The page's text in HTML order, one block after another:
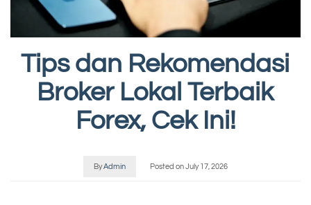
Tips dan Rekomendasi
Broker Lokal Terbaik
Forex, Cek Ini!
ByAdmin Posted onJuly 17, 2026